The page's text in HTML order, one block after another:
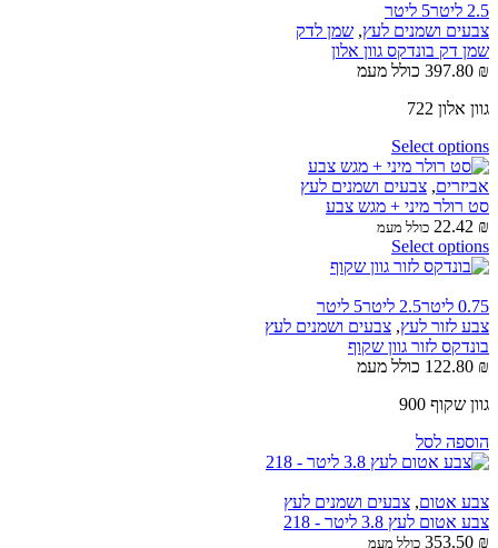
2.5 ליטר
5 ליטר
צבעים ושמנים לעץ, שמן לדק
שמן דק בונדקס גוון אלון
397.80 ₪
כולל מעמ
גוון אלון 722
Select options
אביזרים, צבעים ושמנים לעץ
סט רולר מיני + מגש צבע
22.42 ₪ כולל מעמ
Select options
0.75 ליטר 2.5 ליטר
5 ליטר
צבע לזור לעץ, צבעים ושמנים לעץ
בונדקס לזור גוון שקוף
122.80 ₪
כולל מעמ
גוון שקוף 900
הוספה לסל
צבע אטום, צבעים ושמנים לעץ
צבע אטום לעץ 3.8 ליטר - 218
353.50 ₪ כולל מעמ